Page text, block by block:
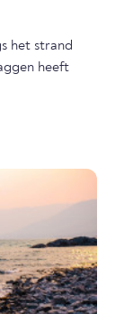
het strand
heeft